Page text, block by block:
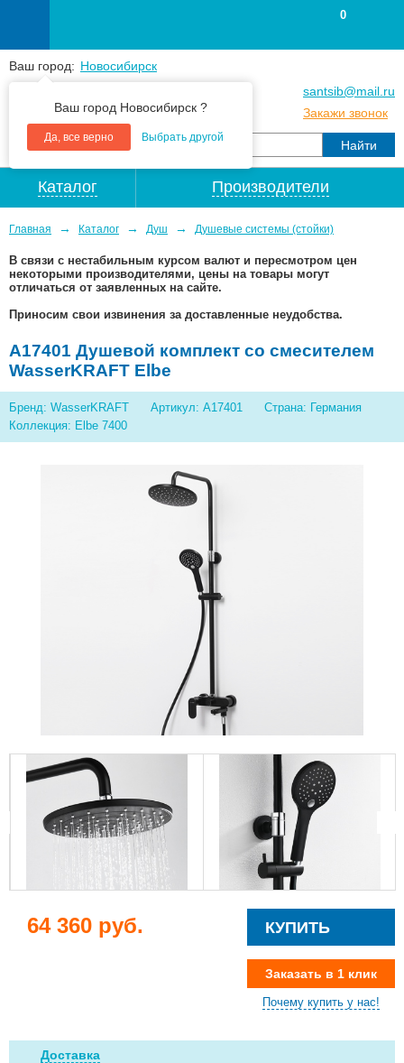
Ваш город: Новосибирск
Ваш город Новосибирск ?
Да, все верно Выбрать другой
+7(383) 213 79 30
santsib@mail.ru
Закажи звонок
0
Каталог Производители
Главная → Каталог → Душ → Душевые системы (стойки)
В связи с нестабильным курсом валют и пересмотром цен
некоторыми производителями, цены на товары могут
отличаться от заявленных на сайте.
Приносим свои извинения за доставленные неудобства.
A17401 Душевой комплект со смесителем
WasserKRAFT Elbe
Бренд: WasserKRAFT Артикул: A17401
Страна: Германия
Коллекция: Elbe 7400
64 360 руб. КУПИТЬ
Заказать в 1 клик
Почему купить у нас!
Доставка